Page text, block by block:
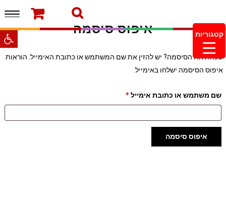
פתח
עמוד הבית
משלוחים והחזרות
מוצרים חדשים
צור קשר
מינימום הזמנה 99.99 ש"ח – משלוח חינם ברכישה
מעל 249.99ש"ח
איפוס סיסמה
שכחת את הסיסמה? יש להזין את שם המשתמש או כתובת האימייל. הוראות
איפוס הסיסמה ישלחו באימייל.
שם משתמש או כתובת אימייל*
איפוס סיסמה
קטגוריות